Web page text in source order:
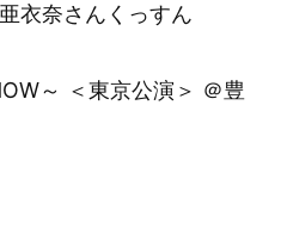
衣奈さんくっすん
～ ＜東京公演＞ ＠豊